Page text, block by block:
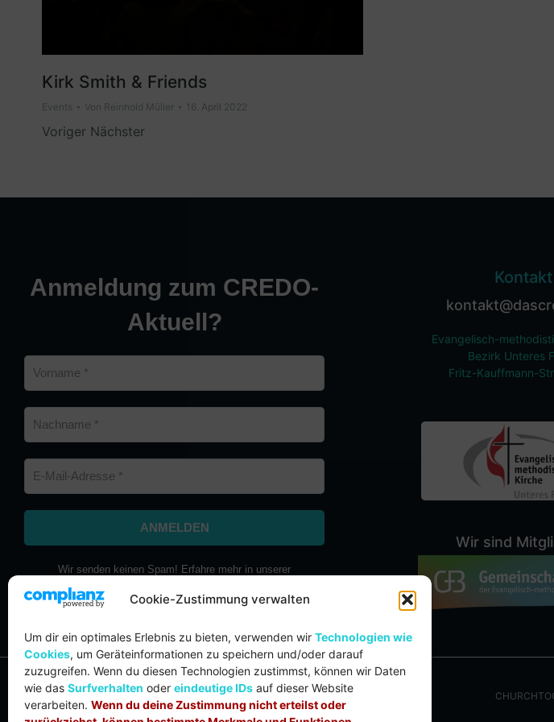
Cookie-Zustimmung verwalten
Um dir ein optimales Erlebnis zu bieten, verwenden wir Technologien wie
Cookies, um Geräteinformationen zu speichern und/oder darauf
zuzugreifen. Wenn du diesen Technologien zustimmst, können wir Daten
wie das Surfverhalten oder eindeutige IDs auf dieser Website
verarbeiten. Wenn du deine Zustimmung nicht erteilst oder
Kirk Smith & Friends
Events Von Reinhold Müller 16. April 2022
Voriger Nächster
Anmeldung zum CREDO-
Aktuell?
Wir senden keinen Spam! Erfahre mehr in unserer
Kontakt
Evangelisch-
Bezirk Unteres
Fritz-Kauffmann-
Wir sind
© COPYRIGHT 2020 – 2026 | DAS CREDO